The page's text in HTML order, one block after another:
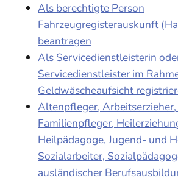
Als berechtigte Person
Fahrzeugregisterauskunft
beantragen
Als Servicedienstleisterin
Servicedienstleister im
Geldwäscheaufsicht
Altenpfleger,
Familienpfleger,
Heilpädagoge, Jugend- und
Sozialarbeiter,
ausländischer